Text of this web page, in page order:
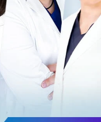
の不正アクセス・紛失・破
防御措置を講じます。
ります。
いて責任を有します。